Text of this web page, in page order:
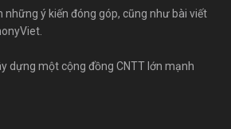
những ý kiến đóng góp, cũng như bài viết
dựng một cộng đồng CNTT lớn mạnh